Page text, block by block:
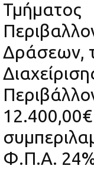
Τμήματος
Δράσεων,
12.400,00€
Φ.Π.Α.